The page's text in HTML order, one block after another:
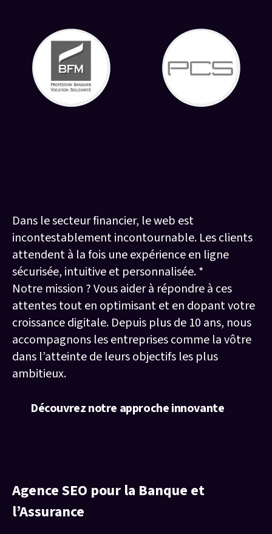
Dans le secteur financier, le web est
incontestablement incontournable. Les clients
attendent à la fois une expérience en ligne
sécurisée, intuitive et personnalisée. *
Notre mission ? Vous aider à répondre à ces
attentes tout en optimisant et en dopant votre
croissance digitale. Depuis plus de 10 ans, nous
accompagnons les entreprises comme la vôtre
dans l’atteinte de leurs objectifs les plus
ambitieux.
Découvrez notre approche innovante
Agence SEO pour la Banque et
l’Assurance